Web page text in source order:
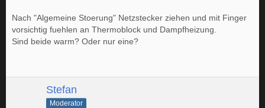
Nach "Algemeine Stoerung" Netzstecker ziehen und mit Finger
vorsichtig fuehlen an Thermoblock und Dampfheizung.
Sind beide warm? Oder nur eine?
Stefan
Moderator